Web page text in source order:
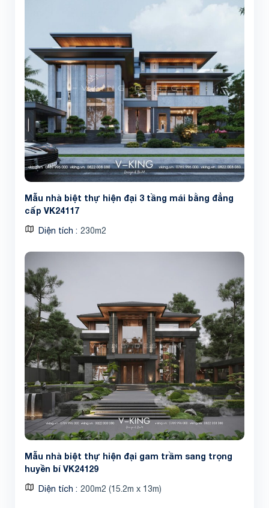
Mẫu nhà biệt thự hiện đại 3 tầng mái bằng đẳng
cấp VK24117
Diện tích 230m2
Mẫu nhà biệt thự hiện đại gam trầm sang trọng
huyền bí VK24129
Diện tích 200m2 (15.2m x 13m)